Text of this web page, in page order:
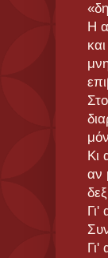
Η
Κι
αν
Γι'